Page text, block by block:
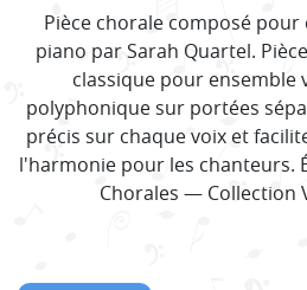
Pièce chorale composé
piano par Sarah Quartel.
classique pour ensemble
polyphonique sur portées
précis sur chaque voix et
l'harmonie pour les chanteurs.
Chorales — Collection